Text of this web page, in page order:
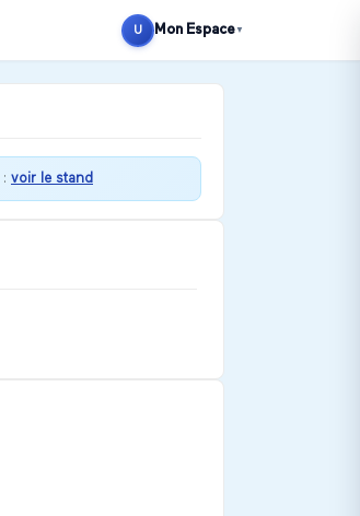
U Mon Espace ▼
: voir le stand